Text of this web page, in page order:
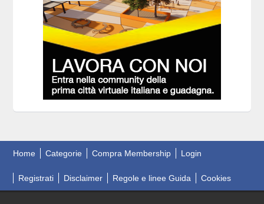
Home Categorie Compra Membership Login
Registrati Disclaimer Regole e linee Guida Cookies